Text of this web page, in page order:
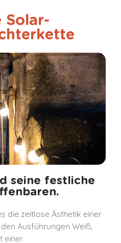
Solar-
seine festliche
die zeitlose Ästhetik einer
Ausführungen Weiß,
einer